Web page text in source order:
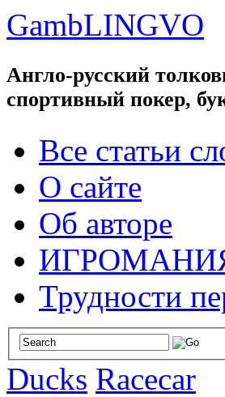
GambLINGVO
Англо-русский
спортивный покер,
Все статьи
О сайте
Об авторе
Трудности
Ducks Racecar